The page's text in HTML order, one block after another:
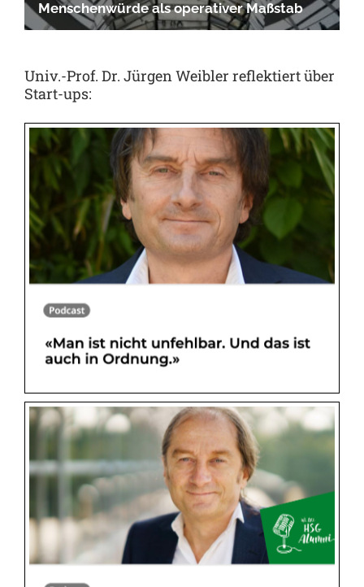
Univ.-Prof. Dr. Jürgen Weibler reflektiert über
Start-ups: